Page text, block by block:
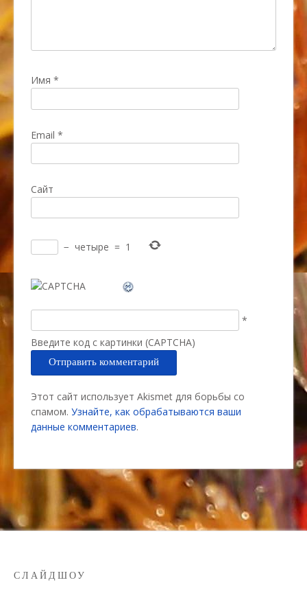
Имя *
Email *
Сайт
− четыре = 1
Введите код с картинки (CAPTCHA)
*
Этот сайт использует Akismet для борьбы со
спамом. Узнайте, как обрабатываются ваши
данные комментариев.
СЛАЙДШОУ